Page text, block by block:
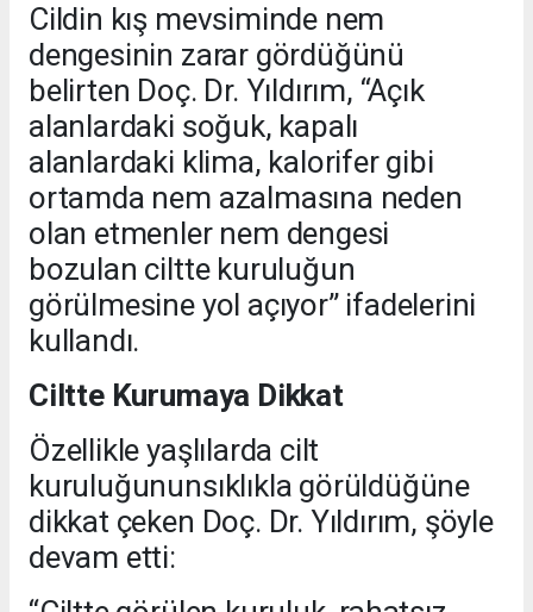
Cildin kış mevsiminde nem
dengesinin zarar gördüğünü
belirten Doç. Dr. Yıldırım, “Açık
alanlardaki soğuk, kapalı
alanlardaki klima, kalorifer gibi
ortamda nem azalmasına neden
olan etmenler nem dengesi
bozulan ciltte kuruluğun
görülmesine yol açıyor” ifadelerini
kullandı.
Ciltte Kurumaya Dikkat
Özellikle yaşlılarda cilt
kuruluğununsıklıkla görüldüğüne
dikkat çeken Doç. Dr. Yıldırım, şöyle
devam etti: